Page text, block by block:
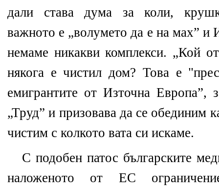
дали става дума за коли,
важното е „волумето да е на мах” и
немаме никакви комплекси. „Кой
някога е чистил дом? Това е
емигрантите от Източна Европа”,
„Труд” и призовава да се обединим
чистим с колкото вата си искаме.
С подобен патос българските
наложеното от ЕС